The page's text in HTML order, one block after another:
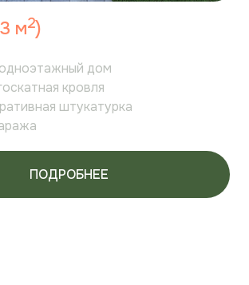
м2)
одноэтажный дом
кровля
штукатурка
ПОДРОБНЕЕ